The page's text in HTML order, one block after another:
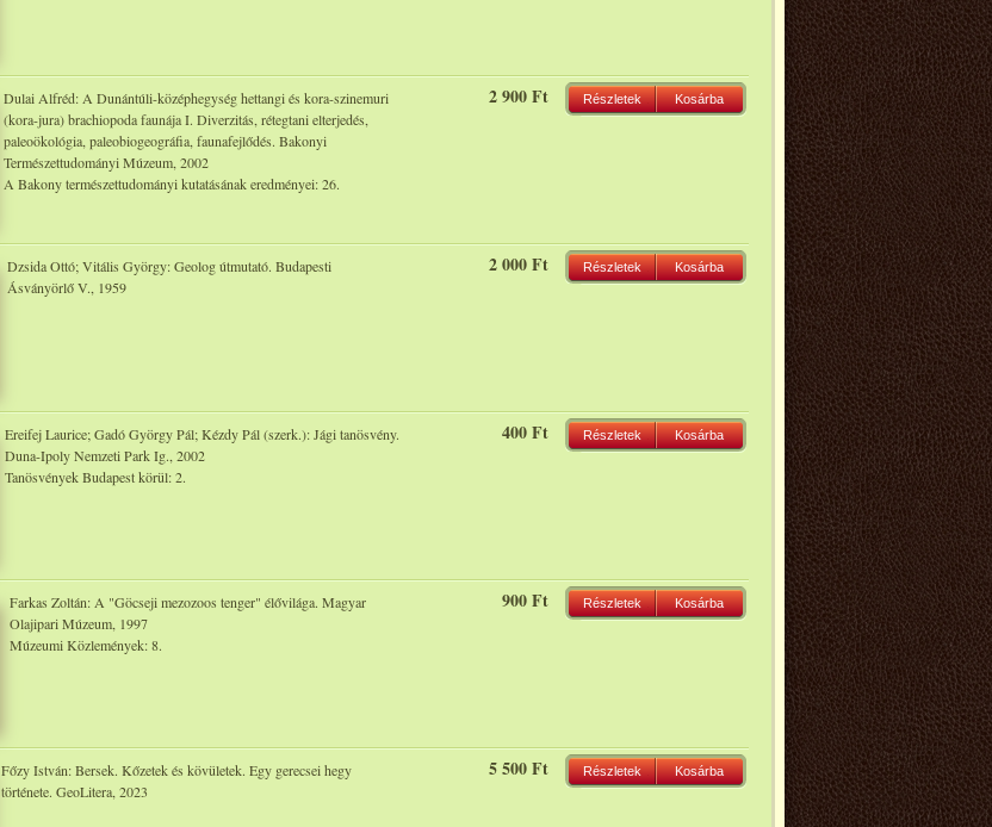
Dulai Alfréd: A Dunántúli-középhegység hettangi és kora-szinemuri
(kora-jura) brachiopoda faunája I. Diverzitás, rétegtani elterjedés,
paleoökológia, paleobiogeográfia, faunafejlődés. Bakonyi
Természettudományi Múzeum, 2002
A Bakony természettudományi kutatásának eredményei: 26.
2 900 Ft Részletek Kosárba
Dzsida Ottó; Vitális György: Geolog útmutató. Budapesti
Ásványörlő V., 1959
2 000 Ft Részletek Kosárba
Ereifej Laurice; Gadó György Pál; Kézdy Pál (szerk.): Jági tanösvény.
Duna-Ipoly Nemzeti Park Ig., 2002
Tanösvények Budapest körül: 2.
400 Ft Részletek Kosárba
Farkas Zoltán: A "Göcseji mezozoos tenger" élővilága. Magyar
Olajipari Múzeum, 1997
Múzeumi Közlemények: 8.
900 Ft Részletek Kosárba
Főzy István: Bersek. Kőzetek és kövületek. Egy gerecsei hegy
története. GeoLitera, 2023
5 500 Ft Részletek Kosárba